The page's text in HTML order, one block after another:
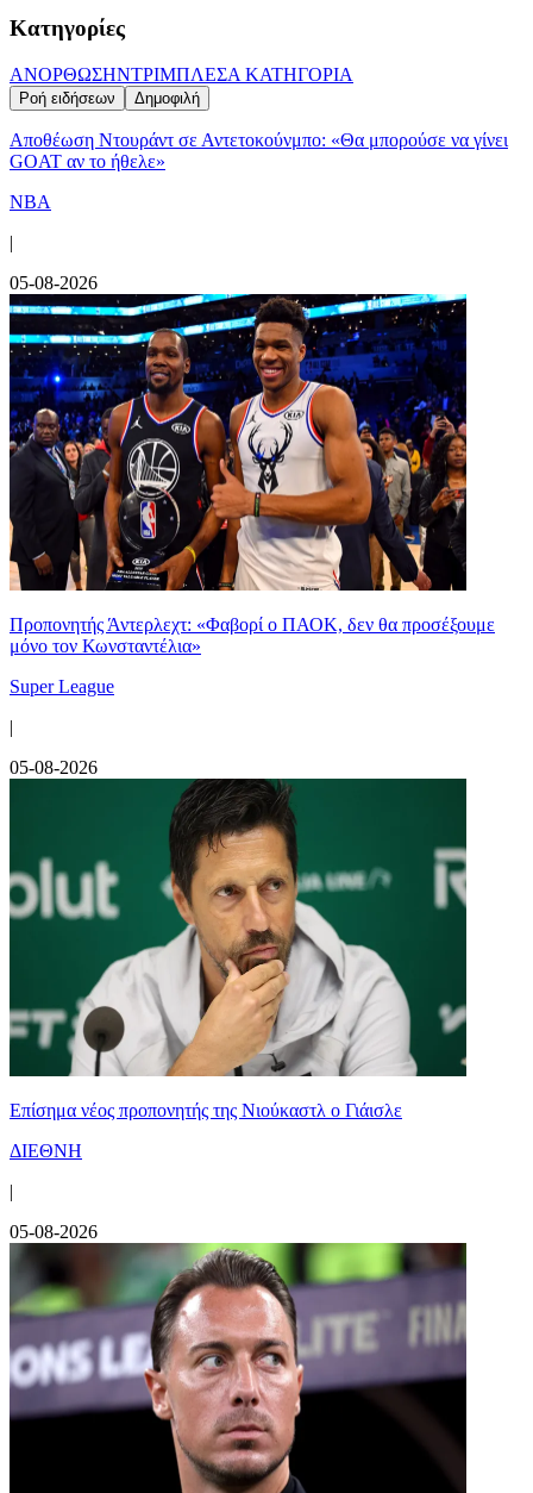
Κατηγορίες
ΑΝΟΡΘΩΣΗΝΤΡΙΜΠΛΕΣΑ ΚΑΤΗΓΟΡΙΑ
Ροή ειδήσεων Δημοφιλή
Αποθέωση Ντουράντ σε Αντετοκούνμπο: «Θα μπορούσε να γίνει
GOAT αν το ήθελε»
NBA
|
05-08-2026
Προπονητής Άντερλεχτ: «Φαβορί ο ΠΑΟΚ, δεν θα προσέξουμε
μόνο τον Κωνσταντέλια»
Super League
|
05-08-2026
Επίσημα νέος προπονητής της Νιούκαστλ ο Γιάισλε
ΔΙΕΘΝΗ
|
05-08-2026